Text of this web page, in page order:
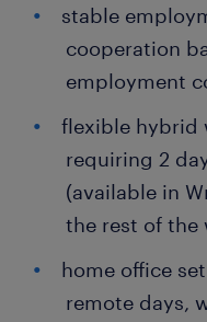
stable
cooperation
employment
flexible hybrid
requiring 2
(available in
the rest of the
home office
remote days,